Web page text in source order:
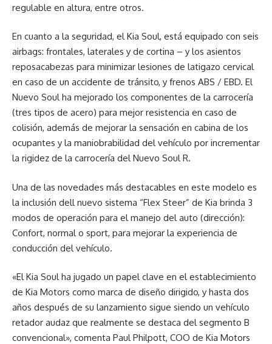
regulable en altura, entre otros.
En cuanto a la seguridad, el Kia Soul, está equipado con seis
airbags: frontales, laterales y de cortina – y los asientos
reposacabezas para minimizar lesiones de latigazo cervical
en caso de un accidente de tránsito, y frenos ABS / EBD. El
Nuevo Soul ha mejorado los componentes de la carrocería
(tres tipos de acero) para mejor resistencia en caso de
colisión, además de mejorar la sensación en cabina de los
ocupantes y la maniobrabilidad del vehículo por incrementar
la rigidez de la carrocería del Nuevo Soul R.
Una de las novedades más destacables en este modelo es
la inclusión dell nuevo sistema “Flex Steer” de Kia brinda 3
modos de operación para el manejo del auto (dirección):
Confort, normal o sport, para mejorar la experiencia de
conducción del vehículo.
«El Kia Soul ha jugado un papel clave en el establecimiento
de Kia Motors como marca de diseño dirigido, y hasta dos
años después de su lanzamiento sigue siendo un vehículo
retador audaz que realmente se destaca del segmento B
convencional», comenta Paul Philpott, COO de Kia Motors